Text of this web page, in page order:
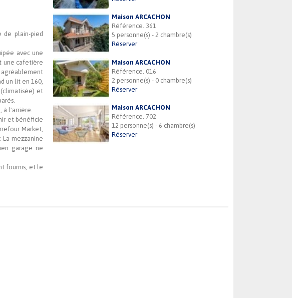
de plain-pied
avec une
une cafetière
agréablement
un lit en 160,
et
à l'arrière.
et bénéficie
Market,
mezzanine
garage ne
fournis, et le
Maison ARCACHON
Référence. 361
5 personne(s) - 2 chambre(s)
Réserver
Maison ARCACHON
Référence. 016
2 personne(s) - 0 chambre(s)
Réserver
Maison ARCACHON
Référence. 702
12 personne(s) - 6 chambre(s)
Réserver